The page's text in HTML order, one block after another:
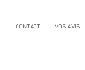
CONTACT VOS AVIS